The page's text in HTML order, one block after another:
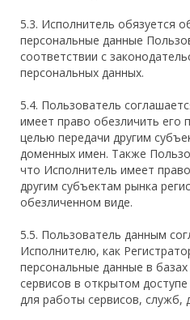
5.3. Исполнитель обязуется
персональные данные
соответствии с
персональных данных.
5.4. Пользователь
имеет право обезличить его
целью передачи другим
доменных имен. Также
что Исполнитель имеет
другим субъектам рынка
обезличенном виде.
5.5. Пользователь данным
Исполнителю, как
персональные данные в
сервисов в открытом
для работы сервисов, служб,